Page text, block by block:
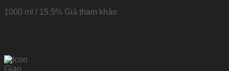
1000 ml / 15.5% Giá tham khảo